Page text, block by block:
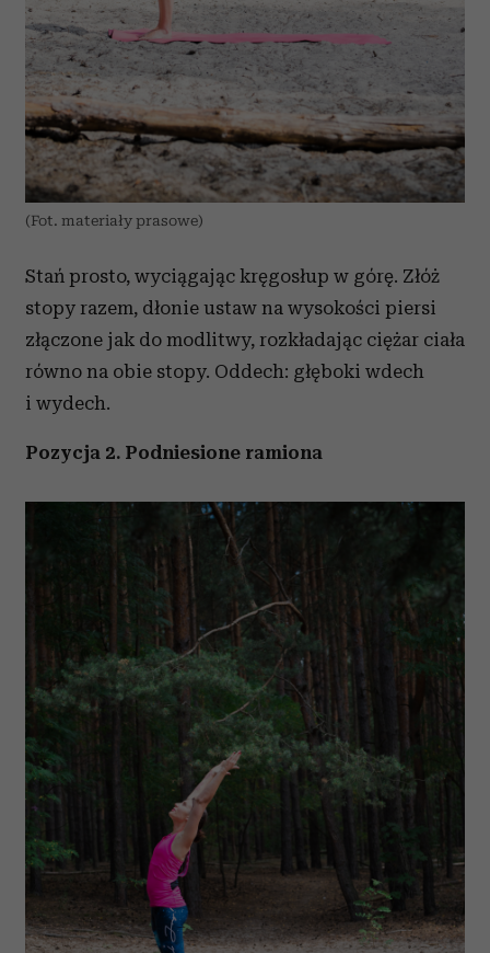
(Fot. materiały prasowe)
Stań prosto, wyciągając kręgosłup w górę. Złóż
stopy razem, dłonie ustaw na wysokości piersi
złączone jak do modlitwy, rozkładając ciężar ciała
równo na obie stopy. Oddech: głęboki wdech
i wydech.
Pozycja 2. Podniesione ramiona